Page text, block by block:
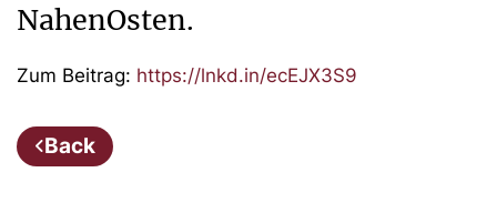
NahenOsten.
Zum Beitrag: https://lnkd.in/ecEJX3S9
Back